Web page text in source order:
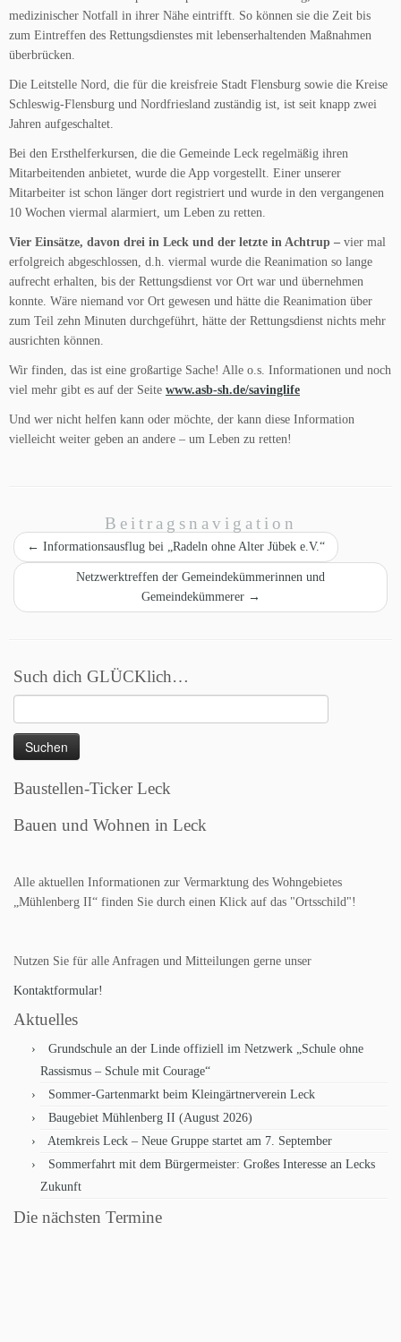
medizinischer Notfall in ihrer Nähe eintrifft. So können sie die Zeit bis
zum Eintreffen des Rettungsdienstes mit lebenserhaltenden Maßnahmen
überbrücken.
Die Leitstelle Nord, die für die kreisfreie Stadt Flensburg sowie die Kreise
Schleswig-Flensburg und Nordfriesland zuständig ist, ist seit knapp zwei
Jahren aufgeschaltet.
Bei den Ersthelferkursen, die die Gemeinde Leck regelmäßig ihren
Mitarbeitenden anbietet, wurde die App vorgestellt. Einer unserer
Mitarbeiter ist schon länger dort registriert und wurde in den vergangenen
10 Wochen viermal alarmiert, um Leben zu retten.
Vier Einsätze, davon drei in Leck und der letzte in Achtrup – vier mal
erfolgreich abgeschlossen, d.h. viermal wurde die Reanimation so lange
aufrecht erhalten, bis der Rettungsdienst vor Ort war und übernehmen
konnte. Wäre niemand vor Ort gewesen und hätte die Reanimation über
zum Teil zehn Minuten durchgeführt, hätte der Rettungsdienst nichts mehr
ausrichten können.
Wir finden, das ist eine großartige Sache! Alle o.s. Informationen und noch
viel mehr gibt es auf der Seite www.asb-sh.de/savinglife
Und wer nicht helfen kann oder möchte, der kann diese Information
vielleicht weiter geben an andere – um Leben zu retten!
Beitragsnavigation
← Informationsausflug bei „Radeln ohne Alter Jübek e.V.“
Netzwerktreffen der Gemeindekümmerinnen und
Gemeindekümmerer →
Such dich GLÜCKlich…
nach:
Baustellen-Ticker Leck
Bauen und Wohnen in Leck
Alle aktuellen Informationen zur Vermarktung des Wohngebietes
„Mühlenberg II“ finden Sie durch einen Klick auf das "Ortsschild"!
Nutzen Sie für alle Anfragen und Mitteilungen gerne unser
Kontaktformular!
Aktuelles
Grundschule an der Linde offiziell im Netzwerk „Schule ohne
Rassismus – Schule mit Courage“
Sommer-Gartenmarkt beim Kleingärtnerverein Leck
Baugebiet Mühlenberg II (August 2026)
Atemkreis Leck – Neue Gruppe startet am 7. September
Sommerfahrt mit dem Bürgermeister: Großes Interesse an Lecks
Zukunft
Die nächsten Termine